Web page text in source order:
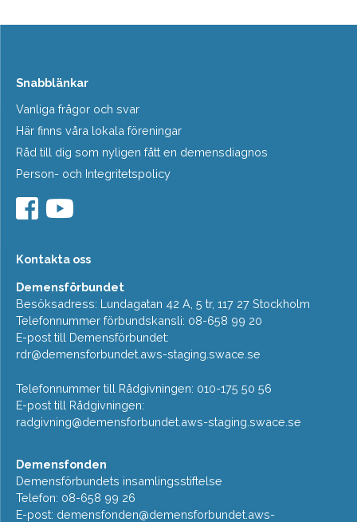
Snabblänkar
Vanliga frågor och svar
Här finns våra lokala föreningar
Råd till dig som nyligen fått en demensdiagnos
Person- och Integritetspolicy
Kontakta oss
Demensförbundet
Besöksadress: Lundagatan 42 A, 5 tr, 117 27 Stockholm
Telefonnummer förbundskansli: 08-658 99 20
E-post till Demensförbundet:
rdr@demensforbundet.aws-staging.swace.se
Telefonnummer till Rådgivningen: 010-175 50 56
E-post till Rådgivningen:
radgivning@demensforbundet.aws-staging.swace.se
Demensfonden
Demensförbundets insamlingsstiftelse
Telefon: 08-658 99 26
E-post: demensfonden@demensforbundet.aws-